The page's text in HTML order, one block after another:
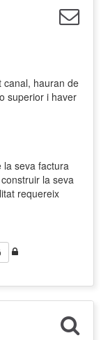
canal, hauran de
superior i haver
la seva factura
la seva
requereix